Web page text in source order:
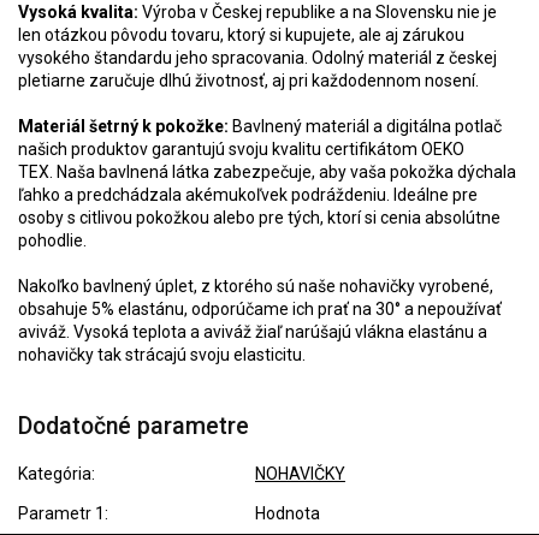
Vysoká kvalita: Výroba v Českej republike a na Slovensku nie je
len otázkou pôvodu tovaru, ktorý si kupujete, ale aj zárukou
vysokého štandardu jeho spracovania. Odolný materiál z českej
pletiarne zaručuje dlhú životnosť, aj pri každodennom nosení.
Materiál šetrný k pokožke: Bavlnený materiál a digitálna potlač
našich produktov garantujú svoju kvalitu certifikátom OEKO
TEX. Naša bavlnená látka zabezpečuje, aby vaša pokožka dýchala
ľahko a predchádzala akémukoľvek podráždeniu. Ideálne pre
osoby s citlivou pokožkou alebo pre tých, ktorí si cenia absolútne
pohodlie.
Nakoľko bavlnený úplet, z ktorého sú naše nohavičky vyrobené,
obsahuje 5% elastánu, odporúčame ich prať na 30° a nepoužívať
aviváž. Vysoká teplota a aviváž žiaľ narúšajú vlákna elastánu a
nohavičky tak strácajú svoju elasticitu.
Dodatočné parametre
Kategória: NOHAVIČKY
Parametr 1: Hodnota